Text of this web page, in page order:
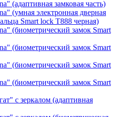
(адаптивная замковая часть)
(умная электронная дверная
Smart lock T888 черная)
(биометрический замок Smart
(биометрический замок Smart
(биометрический замок Smart
(биометрический замок Smart
с зеркалом (адаптивная